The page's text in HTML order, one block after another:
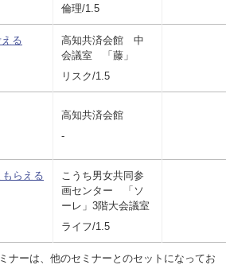
ナーは、他のセミナーとのセットになってお
倫理/1.5
る
高知共済会館 中
会議室 「藤」
リスク/1.5
高知共済会館
-
らえる
こうち男女共同参
画センター 「ソ
ーレ」3階大会議室
ライフ/1.5